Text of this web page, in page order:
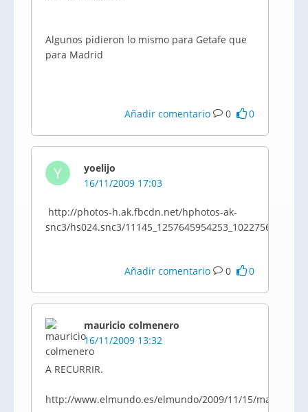
Algunos pidieron lo mismo para Getafe que
para Madrid
Añadir comentario 0 0
Y
yoelijo
16/11/2009 17:03
http://photos-h.ak.fbcdn.net/hphotos-ak-
snc3/hs024.snc3/
Añadir comentario 0 0
mauricio colmenero
16/11/2009 13:32
A RECURRIR.
http://www.elmundo.es/elmundo/2009/11/15/madrid/